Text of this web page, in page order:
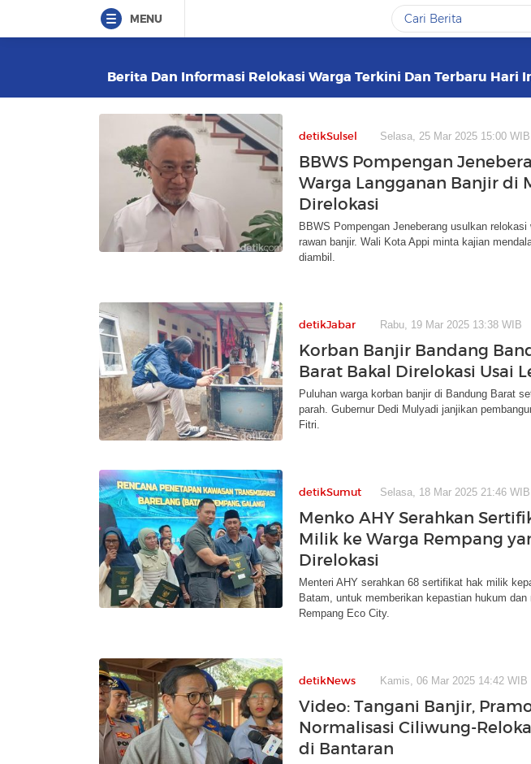
MENU
Berita Dan Informasi Relokasi Warga Terkini Dan Terbaru Hari
detikSulsel Selasa, 25 Mar 2025 15:00 WIB
BBWS Pompengan
Warga Langganan Banjir di
Direlokasi
BBWS Pompengan Jeneberang usulkan
rawan banjir. Wali Kota Appi minta kajian
diambil.
detikJabar Rabu, 19 Mar 2025 13:38 WIB
Korban Banjir Bandang
Barat Bakal Direlokasi Usai
Puluhan warga korban banjir di Bandung Barat
parah. Gubernur Dedi Mulyadi janjikan
Fitri.
detikSumut Selasa, 18 Mar 2025 21:46 WIB
Menko AHY Serahkan
Milik ke Warga Rempang
Direlokasi
Menteri AHY serahkan 68 sertifikat hak milik
Batam, untuk memberikan kepastian hukum dan
Rempang Eco City.
detikNews Kamis, 06 Mar 2025 14:42 WIB
Video: Tangani Banjir,
Normalisasi Ciliwung-
di Bantaran